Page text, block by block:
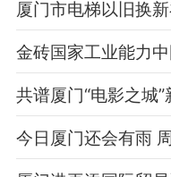
厦门市电梯以旧换
金砖国家工业能力
共谱厦门“电影之城”
今日厦门还会有雨